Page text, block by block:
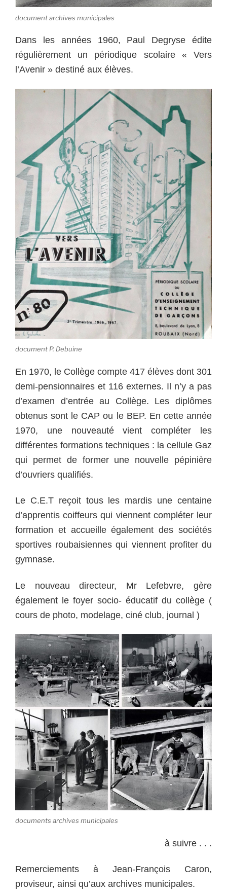
document archives municipales
Dans les années 1960, Paul Degryse édite
régulièrement un périodique scolaire « Vers
l’Avenir » destiné aux élèves.
document P. Debuine
En 1970, le Collège compte 417 élèves dont 301
demi-pensionnaires et 116 externes. Il n’y a pas
d’examen d’entrée au Collège. Les diplômes
obtenus sont le CAP ou le BEP. En cette année
1970, une nouveauté vient compléter les
différentes formations techniques : la cellule Gaz
qui permet de former une nouvelle pépinière
d’ouvriers qualifiés.
Le C.E.T reçoit tous les mardis une centaine
d’apprentis coiffeurs qui viennent compléter leur
formation et accueille également des sociétés
sportives roubaisiennes qui viennent profiter du
gymnase.
Le nouveau directeur, Mr Lefebvre, gère
également le foyer socio- éducatif du collège (
cours de photo, modelage, ciné club, journal )
documents archives municipales
à suivre . . .
Remerciements à Jean-François Caron,
proviseur, ainsi qu’aux archives municipales.